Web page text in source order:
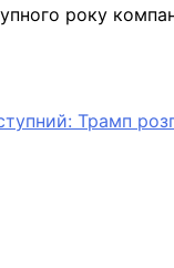
року
Трамп